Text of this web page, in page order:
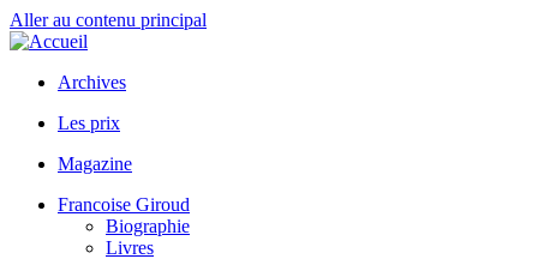
Aller au contenu principal
Archives
Les prix
Magazine
Francoise Giroud
Biographie
Livres